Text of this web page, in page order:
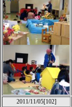
2011/11/05[102]